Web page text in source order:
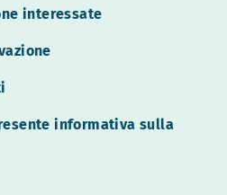
interessate
informativa sulla